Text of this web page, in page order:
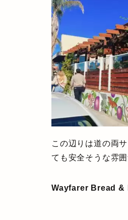
この辺りは道の両
ても安全そうな雰囲
Wayfarer Bread &